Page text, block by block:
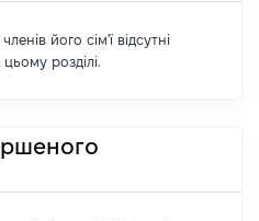
його сім'ї відсутні
розділі.